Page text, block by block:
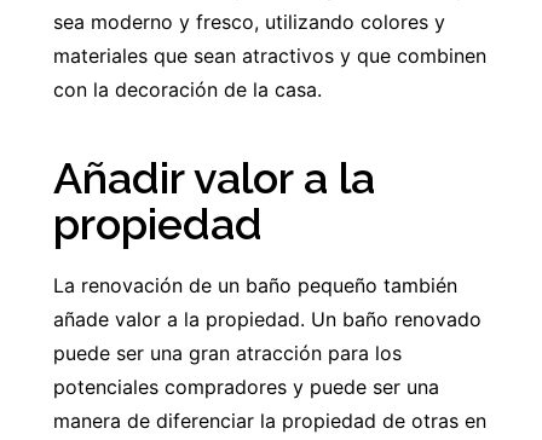
sea moderno y fresco, utilizando colores y
materiales que sean atractivos y que combinen
con la decoración de la casa.
Añadir valor a la
propiedad
La renovación de un baño pequeño también
añade valor a la propiedad. Un baño renovado
puede ser una gran atracción para los
potenciales compradores y puede ser una
manera de diferenciar la propiedad de otras en